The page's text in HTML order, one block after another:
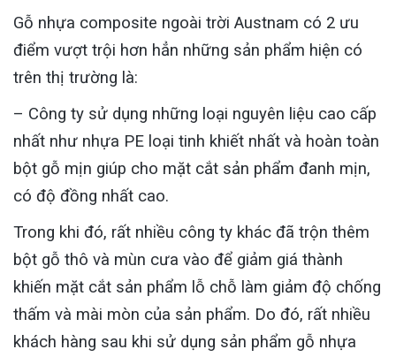
Gỗ nhựa composite ngoài trời Austnam có 2 ưu
điểm vượt trội hơn hẳn những sản phẩm hiện có
trên thị trường là:
– Công ty sử dụng những loại nguyên liệu cao cấp
nhất như nhựa PE loại tinh khiết nhất và hoàn toàn
bột gỗ mịn giúp cho mặt cắt sản phẩm đanh mịn,
có độ đồng nhất cao.
Trong khi đó, rất nhiều công ty khác đã trộn thêm
bột gỗ thô và mùn cưa vào để giảm giá thành
khiến mặt cắt sản phẩm lỗ chỗ làm giảm độ chống
thấm và mài mòn của sản phẩm. Do đó, rất nhiều
khách hàng sau khi sử dụng sản phẩm gỗ nhựa